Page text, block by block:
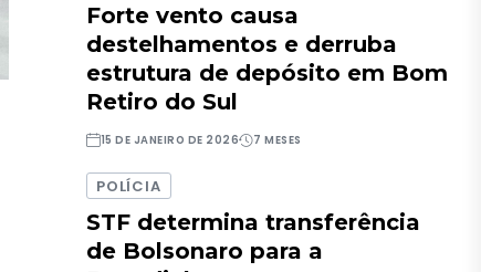
Forte vento causa
destelhamentos e derruba
estrutura de depósito em Bom
Retiro do Sul
15 DE JANEIRO DE 2026 7 MESES
POLÍCIA
STF determina transferência
de Bolsonaro para a